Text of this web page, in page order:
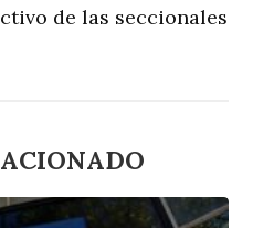
de las seccionales